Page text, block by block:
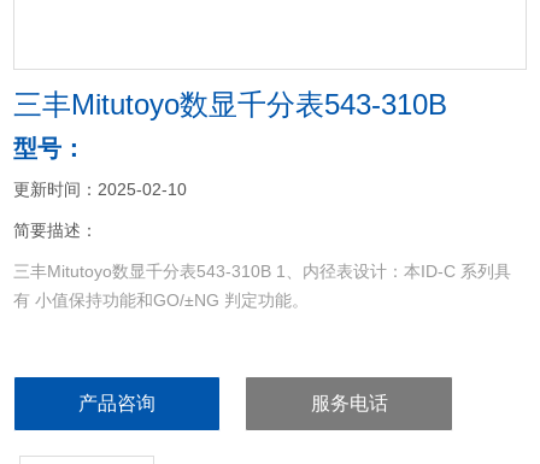
三丰Mitutoyo数显千分表543-310B
型号：
更新时间：2025-02-10
简要描述：
三丰Mitutoyo数显千分表543-310B 1、内径表设计：本ID-C 系列具
有 小值保持功能和GO/±NG 判定功能。
产品咨询 服务电话